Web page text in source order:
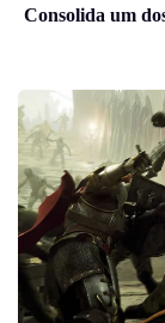
Consolida um